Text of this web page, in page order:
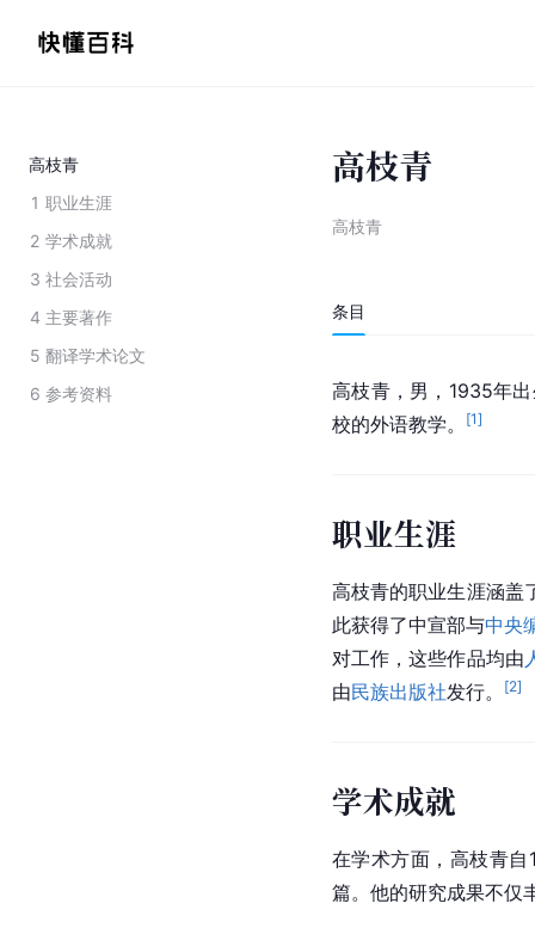
高枝青
1 职业生涯
2 学术成就
3 社会活动
4 主要著作
5 翻译学术论文
6 参考资料
高枝青
高枝青
条目
高枝青，男，1935年
校的外语教学。
[1]
职业生涯
高枝青的职业生涯涵盖
此获得了中宣部与中央
对工作，这些作品均由
由民族出版社发行。 [2]
学术成就
在学术方面，高枝青
篇。他的研究成果不仅